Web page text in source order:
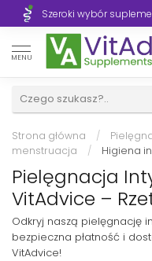
Szeroki wybór
MENU
Strona główna /
menstruacja
/ Higiena
Pielęgnacja
VitAdvice –
Odkryj naszą pielęgnację
bezpieczna płatność i
VitAdvice!